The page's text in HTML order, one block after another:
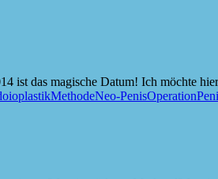
ist das magische Datum! Ich möchte
MethodeNeo-PenisOperation